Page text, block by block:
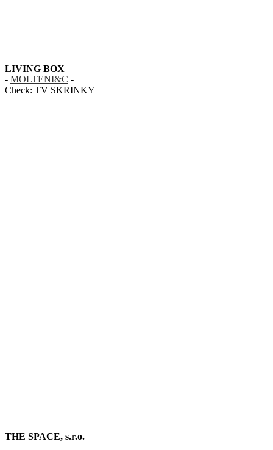
LIVING BOX
- MOLTENI&C -
Check: TV SKRINKY
THE SPACE, s.r.o.